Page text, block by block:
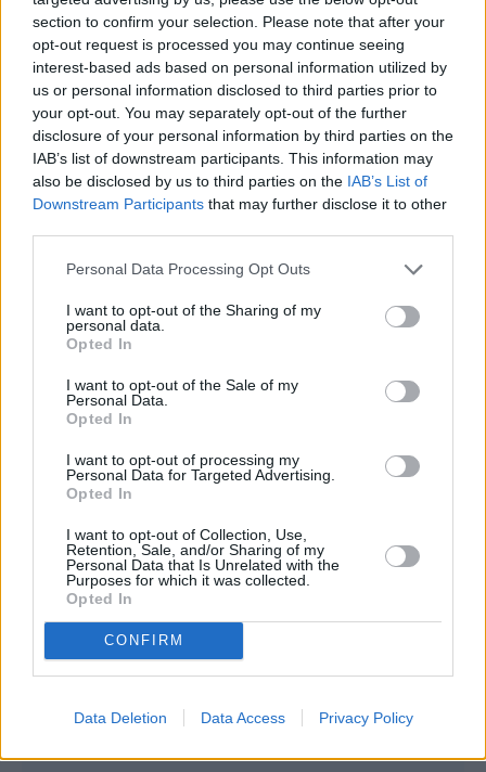
section to confirm your selection. Please note that after your
opt-out request is processed you may continue seeing
interest-based ads based on personal information utilized by
us or personal information disclosed to third parties prior to
your opt-out. You may separately opt-out of the further
disclosure of your personal information by third parties on the
IAB’s list of downstream participants. This information may
also be disclosed by us to third parties on the IAB’s List of
Downstream Participants that may further disclose it to other
Personal Data Processing Opt Outs
I want to opt-out of the Sharing of my
personal data.
Opted In
I want to opt-out of the Sale of my
Personal Data.
Opted In
I want to opt-out of processing my
Personal Data for Targeted Advertising.
Opted In
I want to opt-out of Collection, Use,
Retention, Sale, and/or Sharing of my
Personal Data that Is Unrelated with the
Purposes for which it was collected.
Opted In
CONFIRM
Data Deletion Data Access Privacy Policy
«Πάλι καλά που κοιμόσουν εκεί και δεν
κοιμόσουν όταν οδηγούσες το φορτηγό», του
είπαν οι Dragons. «Να παίζει και μουσική, να
βάλετε κάτι… έτσι», ακούστηκε μια άλλη
πρόταση από το πάνελ.